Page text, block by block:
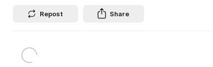
Repost Share